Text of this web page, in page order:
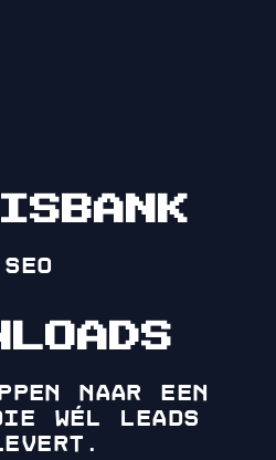
SEO
naar een
wél leads